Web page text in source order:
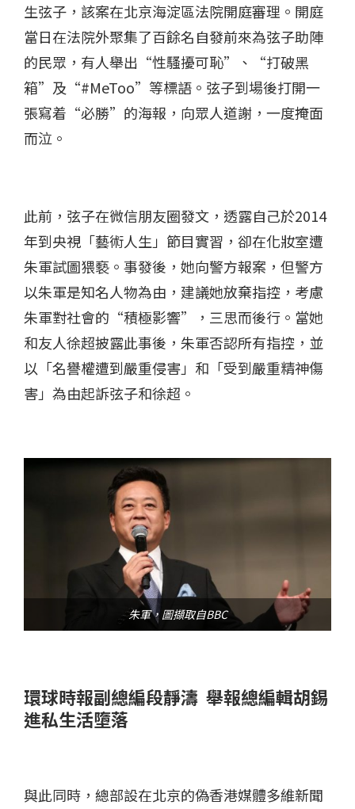
生弦子，該案在北京海淀區法院開庭審理。開庭
當日在法院外聚集了百餘名自發前來為弦子助陣
的民眾，有人舉出“性騷擾可恥”、“打破黑
箱”及“#MeToo”等標語。弦子到場後打開一
張寫着“必勝”的海報，向眾人道謝，一度掩面
而泣。
此前，弦子在微信朋友圈發文，透露自己於2014
年到央視「藝術人生」節目實習，卻在化妝室遭
朱軍試圖猥褻。事發後，她向警方報案，但警方
以朱軍是知名人物為由，建議她放棄指控，考慮
朱軍對社會的“積極影響”，三思而後行。當她
和友人徐超披露此事後，朱軍否認所有指控，並
以「名譽權遭到嚴重侵害」和「受到嚴重精神傷
害」為由起訴弦子和徐超。
朱軍，圖擷取自BBC
環球時報副總編段靜濤 舉報總編輯胡錫
進私生活墮落
與此同時，總部設在北京的偽香港媒體多維新聞